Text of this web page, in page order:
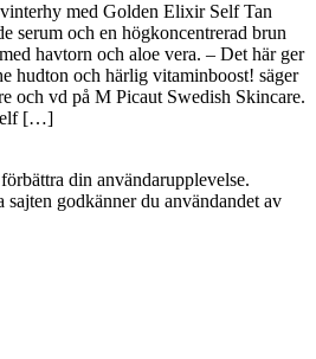
med Golden Elixir Self Tan
serum och en högkoncentrerad brun
havtorn och aloe vera. – Det här ger
hudton och härlig vitaminboost! säger
och vd på M Picaut Swedish Skincare.
[…]
din användarupplevelse.
sajten godkänner du användandet av